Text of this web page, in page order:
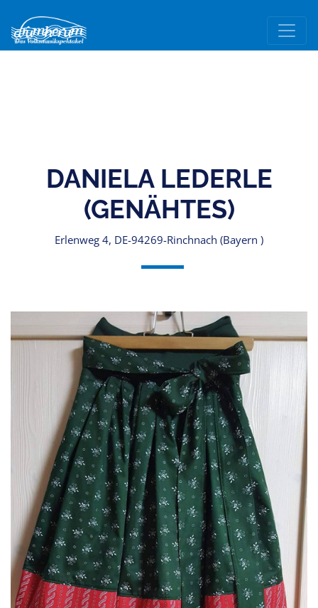
DANIELA LEDERLE
(GENÄHTES)
Erlenweg 4, DE-94269-Rinchnach (Bayern )